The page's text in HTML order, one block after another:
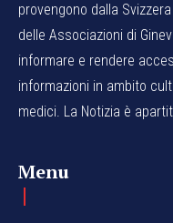
provengono dalla
delle Associazioni di
informare e rendere
informazioni in ambito
medici. La Notizia è
Menu